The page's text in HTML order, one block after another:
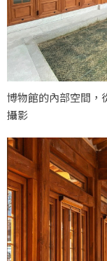
博物館的內部空間，
攝影